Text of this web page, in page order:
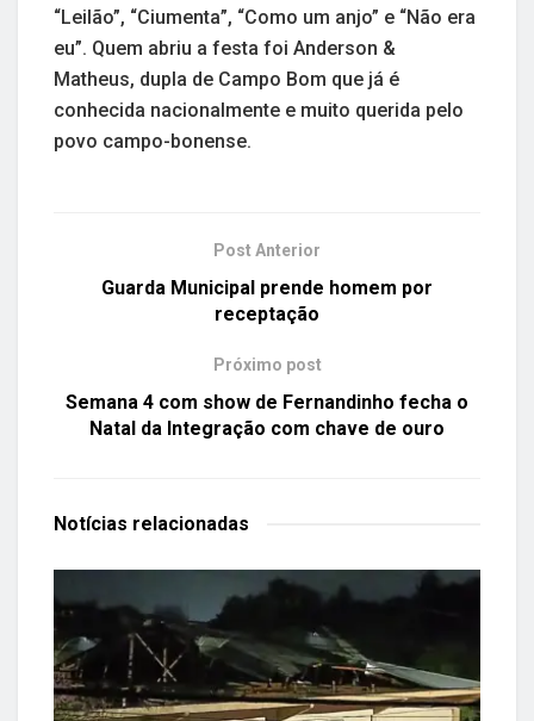
“Leilão”, “Ciumenta”, “Como um anjo” e “Não era
eu”. Quem abriu a festa foi Anderson &
Matheus, dupla de Campo Bom que já é
conhecida nacionalmente e muito querida pelo
povo campo-bonense.
Post Anterior
Guarda Municipal prende homem por
receptação
Próximo post
Semana 4 com show de Fernandinho fecha o
Natal da Integração com chave de ouro
Notícias relacionadas